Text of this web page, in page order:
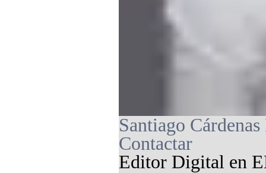
Santiago
Contactar
Editor Digital en